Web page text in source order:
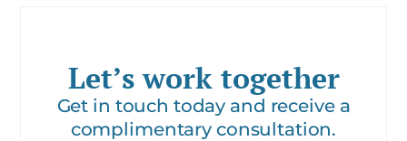
Let’s work together
Get in touch today and receive a
complimentary consultation.